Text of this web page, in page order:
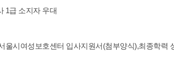
1급 소지자 우대
울시여성보호센터 입사지원서(첨부양식),최종학력